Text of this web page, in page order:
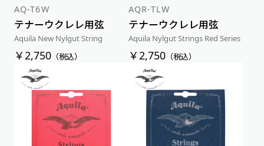
AQ-T6W
テナーウクレレ用弦
Aquila New Nylgut String
￥2,750（税込）
AQR-TLW
テナーウクレレ用弦
Aquila Nylgut Strings Red Series
￥2,750 （税込）